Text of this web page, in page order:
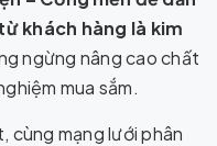
khách hàng là kim
ngừng nâng cao chất
mua sắm.
cùng mạng lưới phân